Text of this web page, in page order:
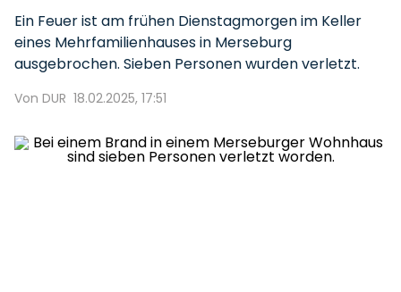
Ein Feuer ist am frühen Dienstagmorgen im Keller
eines Mehrfamilienhauses in Merseburg
ausgebrochen. Sieben Personen wurden verletzt.
Von DUR 18.02.2025, 17:51